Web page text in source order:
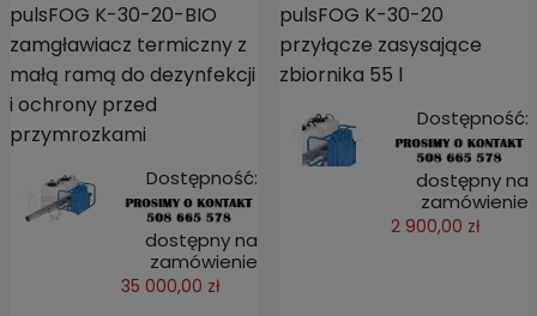
pulsFOG K-30-20-BIO
zamgławiacz termiczny z
małą ramą do dezynfekcji
i ochrony przed
przymrozkami
Dostępność:
dostępny na
zamówienie
35 000,00 zł
pulsFOG K-30-20
przyłącze zasysające
zbiornika 55 l
Dostępność:
dostępny na
zamówienie
2 900,00 zł